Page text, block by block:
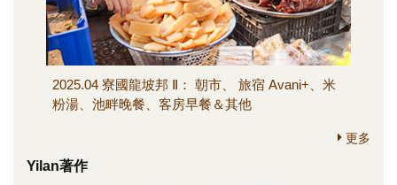
2025.04 寮國龍坡邦 Ⅱ： 朝市、 旅宿 Avani+、米
粉湯、池畔晚餐、客房早餐＆其他
更多
Yilan著作